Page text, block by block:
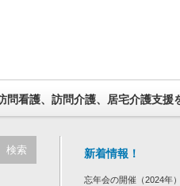
看護、訪問介護、居宅介護支援
新着情報！
忘年会の開催（2024年）